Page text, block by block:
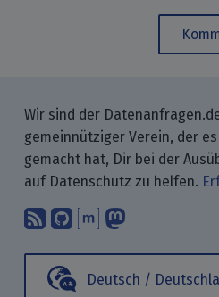
Wir sind der
gemeinnütziger Verein, der
gemacht hat, Dir bei der
auf Datenschutz zu helfen.
Abonniere
Finde uns bei
Unterhalte
Deutsch /